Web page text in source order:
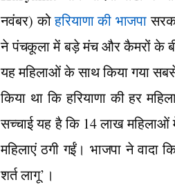
नवंबर) कोहरियाणा की भाजपा
ने पंचकूला में बड़े मंच और कैमरों के
यह महिलाओं के साथ किया गया
किया था कि हरियाणा की हर
सच्चाई यह है कि 14 लाख महिलाओं
महिलाएं ठगी गईं। भाजपा ने वादा
शर्त लागू’।